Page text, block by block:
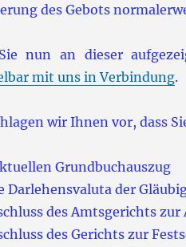
des Gebots
nun an dieser
mit uns in Verbindung.
wir Ihnen vor, dass
Grundbuchauszug
Darlehensvaluta der
des Amtsgerichts
des Gerichts zur